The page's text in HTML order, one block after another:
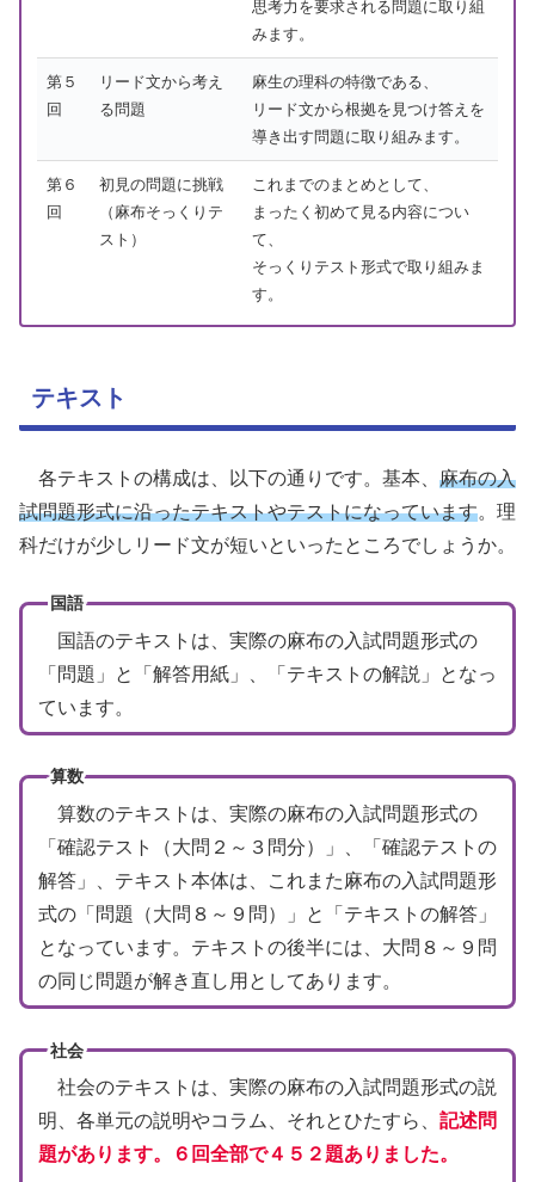
思考力を要求される問題に取り組
みます。
第５
回
リード文から考え
る問題
麻生の理科の特徴である、
リード文から根拠を見つけ答えを
導き出す問題に取り組みます。
第６
回
初見の問題に挑戦
（麻布そっくりテ
スト）
これまでのまとめとして、
まったく初めて見る内容につい
て、
そっくりテスト形式で取り組みま
す。
テキスト
各テキストの構成は、以下の通りです。基本、 麻布の入
試問題形式に沿ったテキストやテストになっています。理
科だけが少しリード文が短いといったところでしょうか。
国語
国語のテキストは、実際の麻布の入試問題形式の
「問題」と「解答用紙」、「テキストの解説」となっ
ています。
算数
算数のテキストは、実際の麻布の入試問題形式の
「確認テスト（大問２～３問分）」、「確認テストの
解答」、テキスト本体は、これまた麻布の入試問題形
式の「問題（大問８～９問）」と「テキストの解答」
となっています。テキストの後半には、大問８～９問
の同じ問題が解き直し用としてあります。
社会
社会のテキストは、実際の麻布の入試問題形式の説
明、各単元の説明やコラム、それとひたすら、 記述問
題があります。６回全部で４５２題ありました。